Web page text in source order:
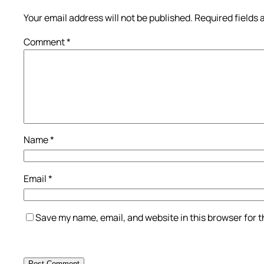
Your email address will not be published. Required fields
Comment*
Name*
Email*
Save my name, email, and website in this browser for